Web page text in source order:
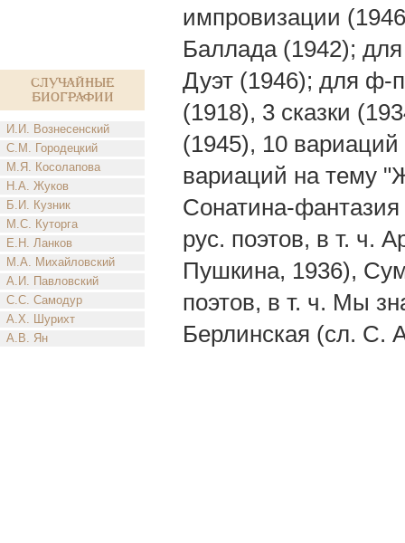
Случайные
биографии
И.И. Вознесенский
С.М. Городецкий
М.Я. Косолапова
Н.А. Жуков
Б.И. Кузник
М.С. Куторга
Е.Н. Ланков
М.А. Михайловский
А.И. Павловский
С.С. Самодур
А.Х. Шурихт
А.В. Ян
импровизации
Баллада (1942);
Дуэт (1946); для ф-
(1918), 3 сказки
(1945), 10
вариаций на тему
Сонатина-
рус. поэтов, в т. ч.
Пушкина, 1936),
поэтов, в т. ч. Мы
Берлинская (сл. С.